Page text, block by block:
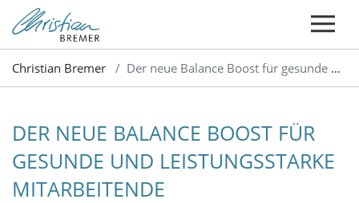
Christian Bremer Der neue Balance Boost für gesunde und leistungsstarke Mitarbeitende
DER NEUE BALANCE BOOST FÜR
GESUNDE UND LEISTUNGSSTARKE
MITARBEITENDE